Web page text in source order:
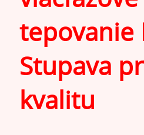
tepovanie
Stupava
kvalitu